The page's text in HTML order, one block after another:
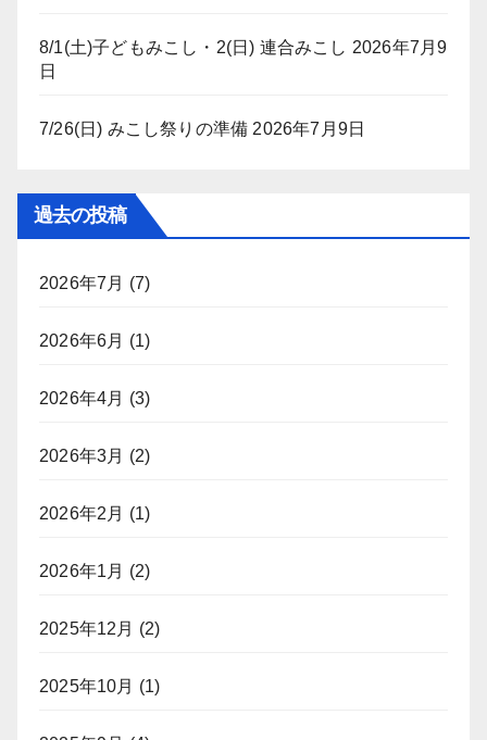
8/1(土)子どもみこし・2(日) 連合みこし 2026年7月9
日
7/26(日) みこし祭りの準備 2026年7月9日
過去の投稿
2026年7月 (7)
2026年6月 (1)
2026年4月 (3)
2026年3月 (2)
2026年2月 (1)
2026年1月 (2)
2025年12月 (2)
2025年10月 (1)